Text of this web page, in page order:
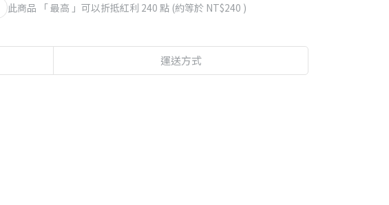
此商品 「 最高 」可以折抵紅利 240 點 (約等於 NT$240 )
運送方式